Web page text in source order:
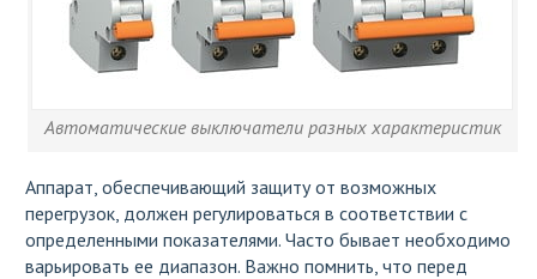
Автоматические выключатели разных характеристик
Аппарат, обеспечивающий защиту от возможных
перегрузок, должен регулироваться в соответствии с
определенными показателями. Часто бывает необходимо
варьировать ее диапазон. Важно помнить, что перед